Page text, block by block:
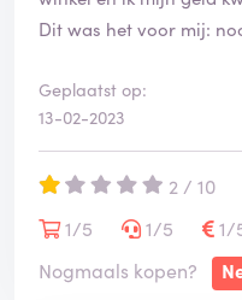
Dit was het voor mij:
Geplaatst op:
13-02-2023
2 / 10
1/5
1/5 1/
Nogmaals kopen?